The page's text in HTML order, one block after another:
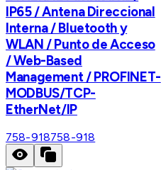
IP65 / Antena Direccional
Interna / Bluetooth y
WLAN / Punto de Acceso
/ Web-Based
Management / PROFINET-
MODBUS/TCP-
EtherNet/IP
758-918758-918